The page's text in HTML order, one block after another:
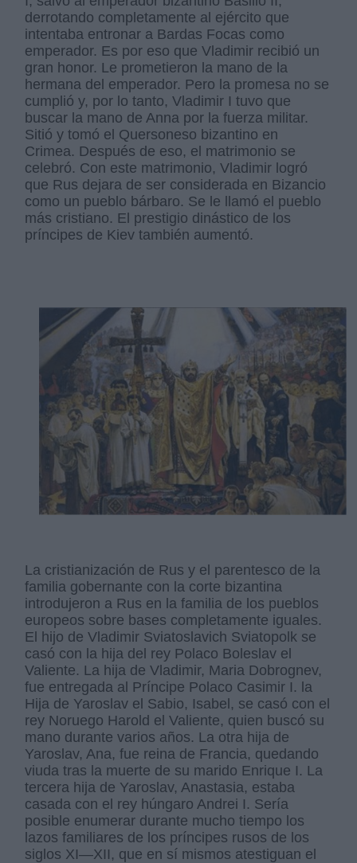
derrotando completamente al ejército que
intentaba entronar a Bardas Focas como
emperador. Es por eso que Vladimir recibió un
gran honor. Le prometieron la mano de la
hermana del emperador. Pero la promesa no se
cumplió y, por lo tanto, Vladimir I tuvo que
buscar la mano de Anna por la fuerza militar.
Sitió y tomó el Quersoneso bizantino en
Crimea. Después de eso, el matrimonio se
celebró. Con este matrimonio, Vladimir logró
que Rus dejara de ser considerada en Bizancio
como un pueblo bárbaro. Se le llamó el pueblo
más cristiano. El prestigio dinástico de los
príncipes de Kiev también aumentó.
La cristianización de Rus y el parentesco de la
familia gobernante con la corte bizantina
introdujeron a Rus en la familia de los pueblos
europeos sobre bases completamente iguales.
El hijo de Vladimir Sviatoslavich Sviatopolk se
casó con la hija del rey Polaco Boleslav el
Valiente. La hija de Vladimir, Maria Dobrognev,
fue entregada al Príncipe Polaco Casimir I. la
Hija de Yaroslav el Sabio, Isabel, se casó con el
rey Noruego Harold el Valiente, quien buscó su
mano durante varios años. La otra hija de
Yaroslav, Ana, fue reina de Francia, quedando
viuda tras la muerte de su marido Enrique I. La
tercera hija de Yaroslav, Anastasia, estaba
casada con el rey húngaro Andrei I. Sería
posible enumerar durante mucho tiempo los
lazos familiares de los príncipes rusos de los
siglos XI—XII, que en sí mismos atestiguan el